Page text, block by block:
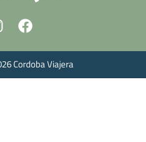
Cordoba Viajera